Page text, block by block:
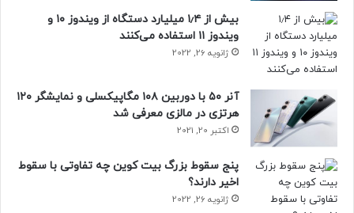
بیش از ۱٫۴ میلیارد دستگاه از ویندوز ۱۰ و
ویندوز ۱۱ استفاده می‌کنند
ژانویه 26, 2022
آنر ۵۰ با دوربین ۱۰۸ مگاپیکسلی و نمایشگر ۱۲۰
هرتزی در مالزی معرفی شد
اکتبر 20, 2021
پنج سقوط بزرگ بیت کوین چه تفاوتی با سقوط
اخیر دارند؟
ژانویه 26, 2022